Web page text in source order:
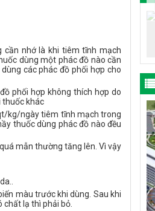
cần nhớ là khi tiêm tĩnh mạch
dùng một phác đồ nào cần
các phác đồ phối hợp cho
phối hợp không thích hợp do
thuốc khác
kg/ngày tiêm tĩnh mạch trong
thuốc dùng phác đồ nào đều
mẫn thường tăng lên. Vì vậy
màu trước khi dùng. Sau khi
chất lạ thì phải bỏ.